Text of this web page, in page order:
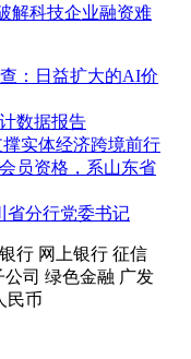
解科技企业融资难
：日益扩大的AI价
数据报告
实体经济跨境前行
员资格，系山东省
省分行党委书记
行 网上银行 征信
司 绿色金融 广发
民币